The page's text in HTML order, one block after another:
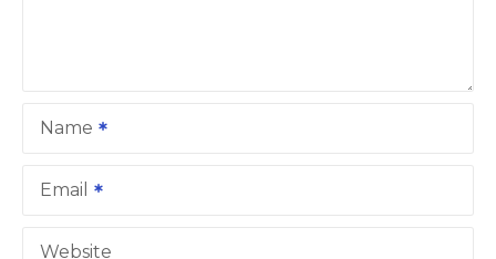
nName
Email
Website